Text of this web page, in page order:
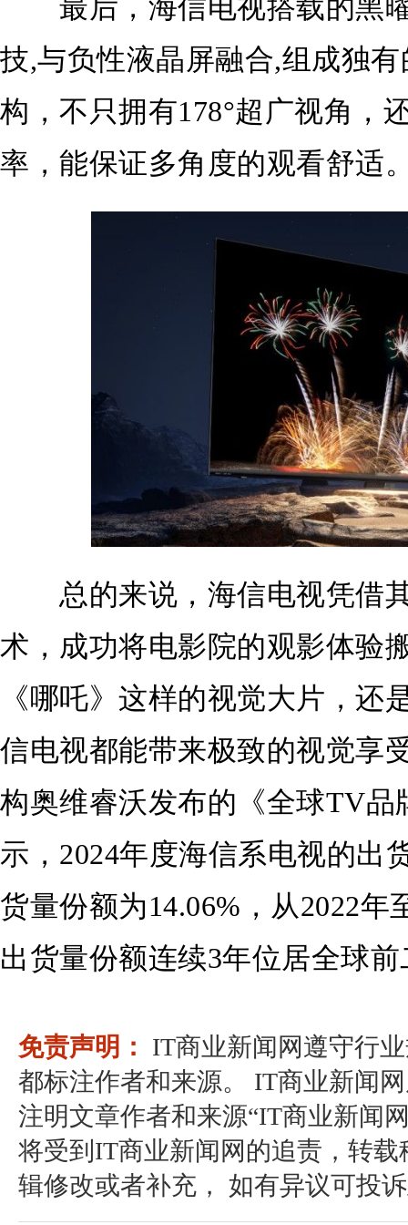
最后，海信电视搭载的黑曜
技,与负性液晶屏融合,组成独
构，不只拥有178°超广视角，
率，能保证多角度的观看舒适
总的来说，海信电视凭借
术，成功将电影院的观影体验
《哪吒》这样的视觉大片，还
信电视都能带来极致的视觉享
构奥维睿沃发布的《全球TV品
示，2024年度海信系电视的出
货量份额为14.06%，从2022年
出货量份额连续3年位居全球前
免责声明：
IT商业新闻网遵守行
都标注作者和来源。 IT商业新闻
注明文章作者和来源“IT商业新闻
将受到IT商业新闻网的追责，转
辑修改或者补充， 如有异议可投